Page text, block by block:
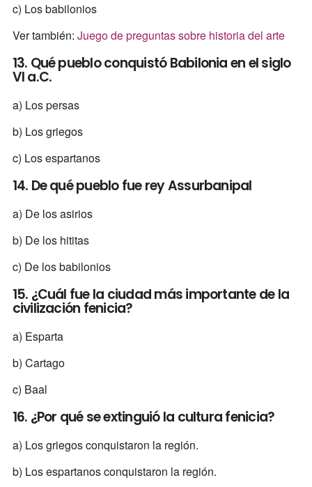
c) Los babilonios
Ver también: Juego de preguntas sobre historia del arte
13. Qué pueblo conquistó Babilonia en el siglo
VI a.C.
a) Los persas
b) Los griegos
c) Los espartanos
14. De qué pueblo fue rey Assurbanipal
a) De los asirios
b) De los hititas
c) De los babilonios
15. ¿Cuál fue la ciudad más importante de la
civilización fenicia?
a) Esparta
b) Cartago
c) Baal
16. ¿Por qué se extinguió la cultura fenicia?
a) Los griegos conquistaron la región.
b) Los espartanos conquistaron la región.